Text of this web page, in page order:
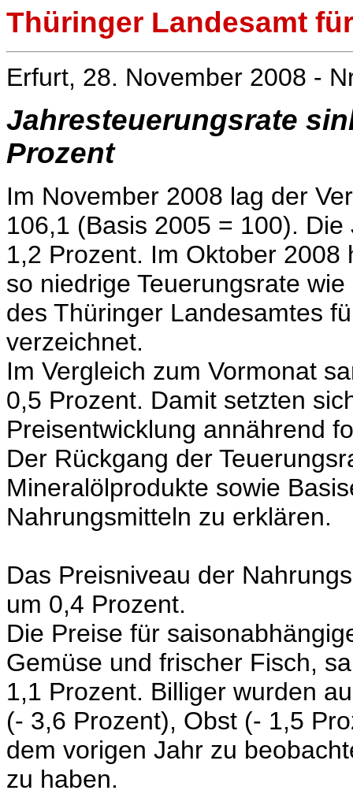
Thüringer Landesamt
Erfurt, 28. November 2008 -
Jahresteuerungsrate
Prozent
Im November 2008 lag der
106,1 (Basis 2005 = 100). Die
1,2 Prozent. Im Oktober
so niedrige Teuerungsrate
des Thüringer Landesamtes
verzeichnet.
Im Vergleich zum Vormonat
0,5 Prozent. Damit setzten
Preisentwicklung annährend
Der Rückgang der
Mineralölprodukte sowie
Nahrungsmitteln zu erklären.
Das Preisniveau der
um 0,4 Prozent.
Die Preise für
Gemüse und frischer Fisch,
1,1 Prozent. Billiger wurden
(- 3,6 Prozent), Obst (- 1,5
dem vorigen Jahr zu
zu haben.